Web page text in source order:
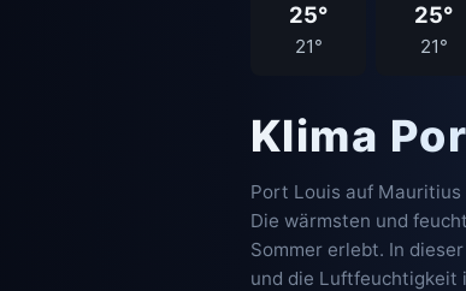
25°
21°
25°
21°
Klima
Port Louis auf
Die wärmsten und
Sommer erlebt. In
und die Luftfeuchtigkeit